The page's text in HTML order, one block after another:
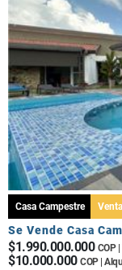
Casa Campestre Venta
Se Vende Casa
$1.990.000.000 COP
$10.000.000 COP |